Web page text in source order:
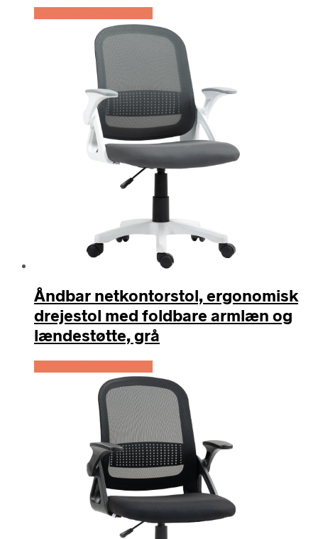
Åndbar netkontorstol, ergonomisk
drejestol med foldbare armlæn og
lændestøtte, grå